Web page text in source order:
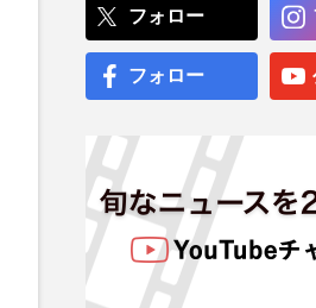
フォロー
フォロー